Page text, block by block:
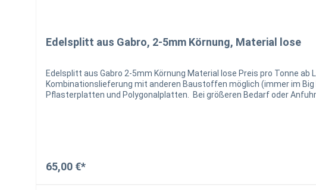
Edelsplitt aus Gabro, 2-5mm Körnung, Material lose
Edelsplitt aus Gabro 2-5mm Körnung Material lose Preis pro Tonne ab Lager Pfungstadt Verfüllung in Big möglich ( pro Verfüllung in Big Bag werden 20,-€ / zzgl. MwSt. berechnet)
Kombinationslieferung mit anderen Baustoffen möglich (immer im Big Bag verfüllt) Kleinmengen Abholung im Lager möglich zur Verlegung von
Pflasterplatten und Polygonalplatten. Bei größeren Bedarf oder
65,00 €*